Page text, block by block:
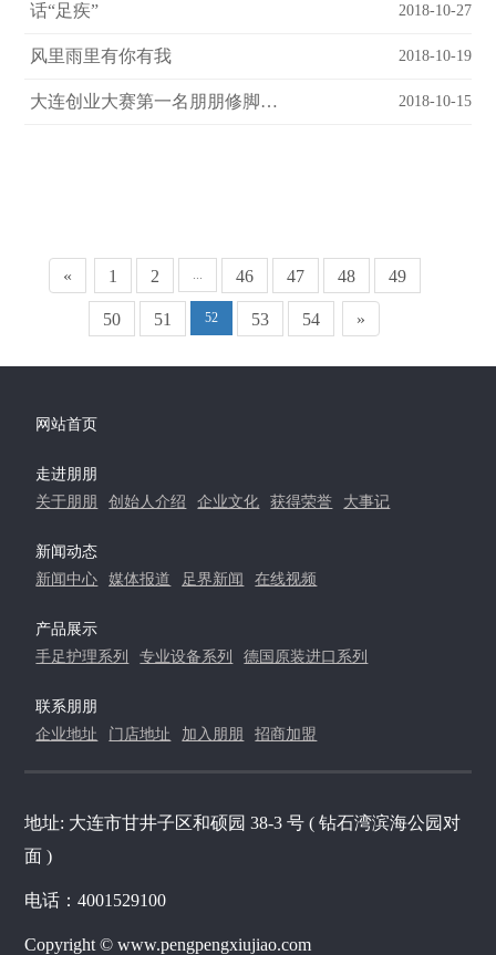
话“足疾” 2018-10-27
风里雨里有你有我 2018-10-19
大连创业大赛第一名朋朋修脚被推送参加全国创业大赛 2018-10-15
« 1 2 ... 46 47 48 49
50 51 52 53 54 »
网站首页
走进朋朋
关于朋朋
创始人介绍 企业文化 获得荣誉 大事记
新闻动态
新闻中心
媒体报道 足界新闻 在线视频
产品展示
手足护理系列
专业设备系列 德国原装进口系列
联系朋朋
企业地址
门店地址 加入朋朋 招商加盟
地址: 大连市甘井子区和硕园 38-3 号 ( 钻石湾滨海公园对
面 )
电话：4001529100
Copyright © www.pengpengxiujiao.com